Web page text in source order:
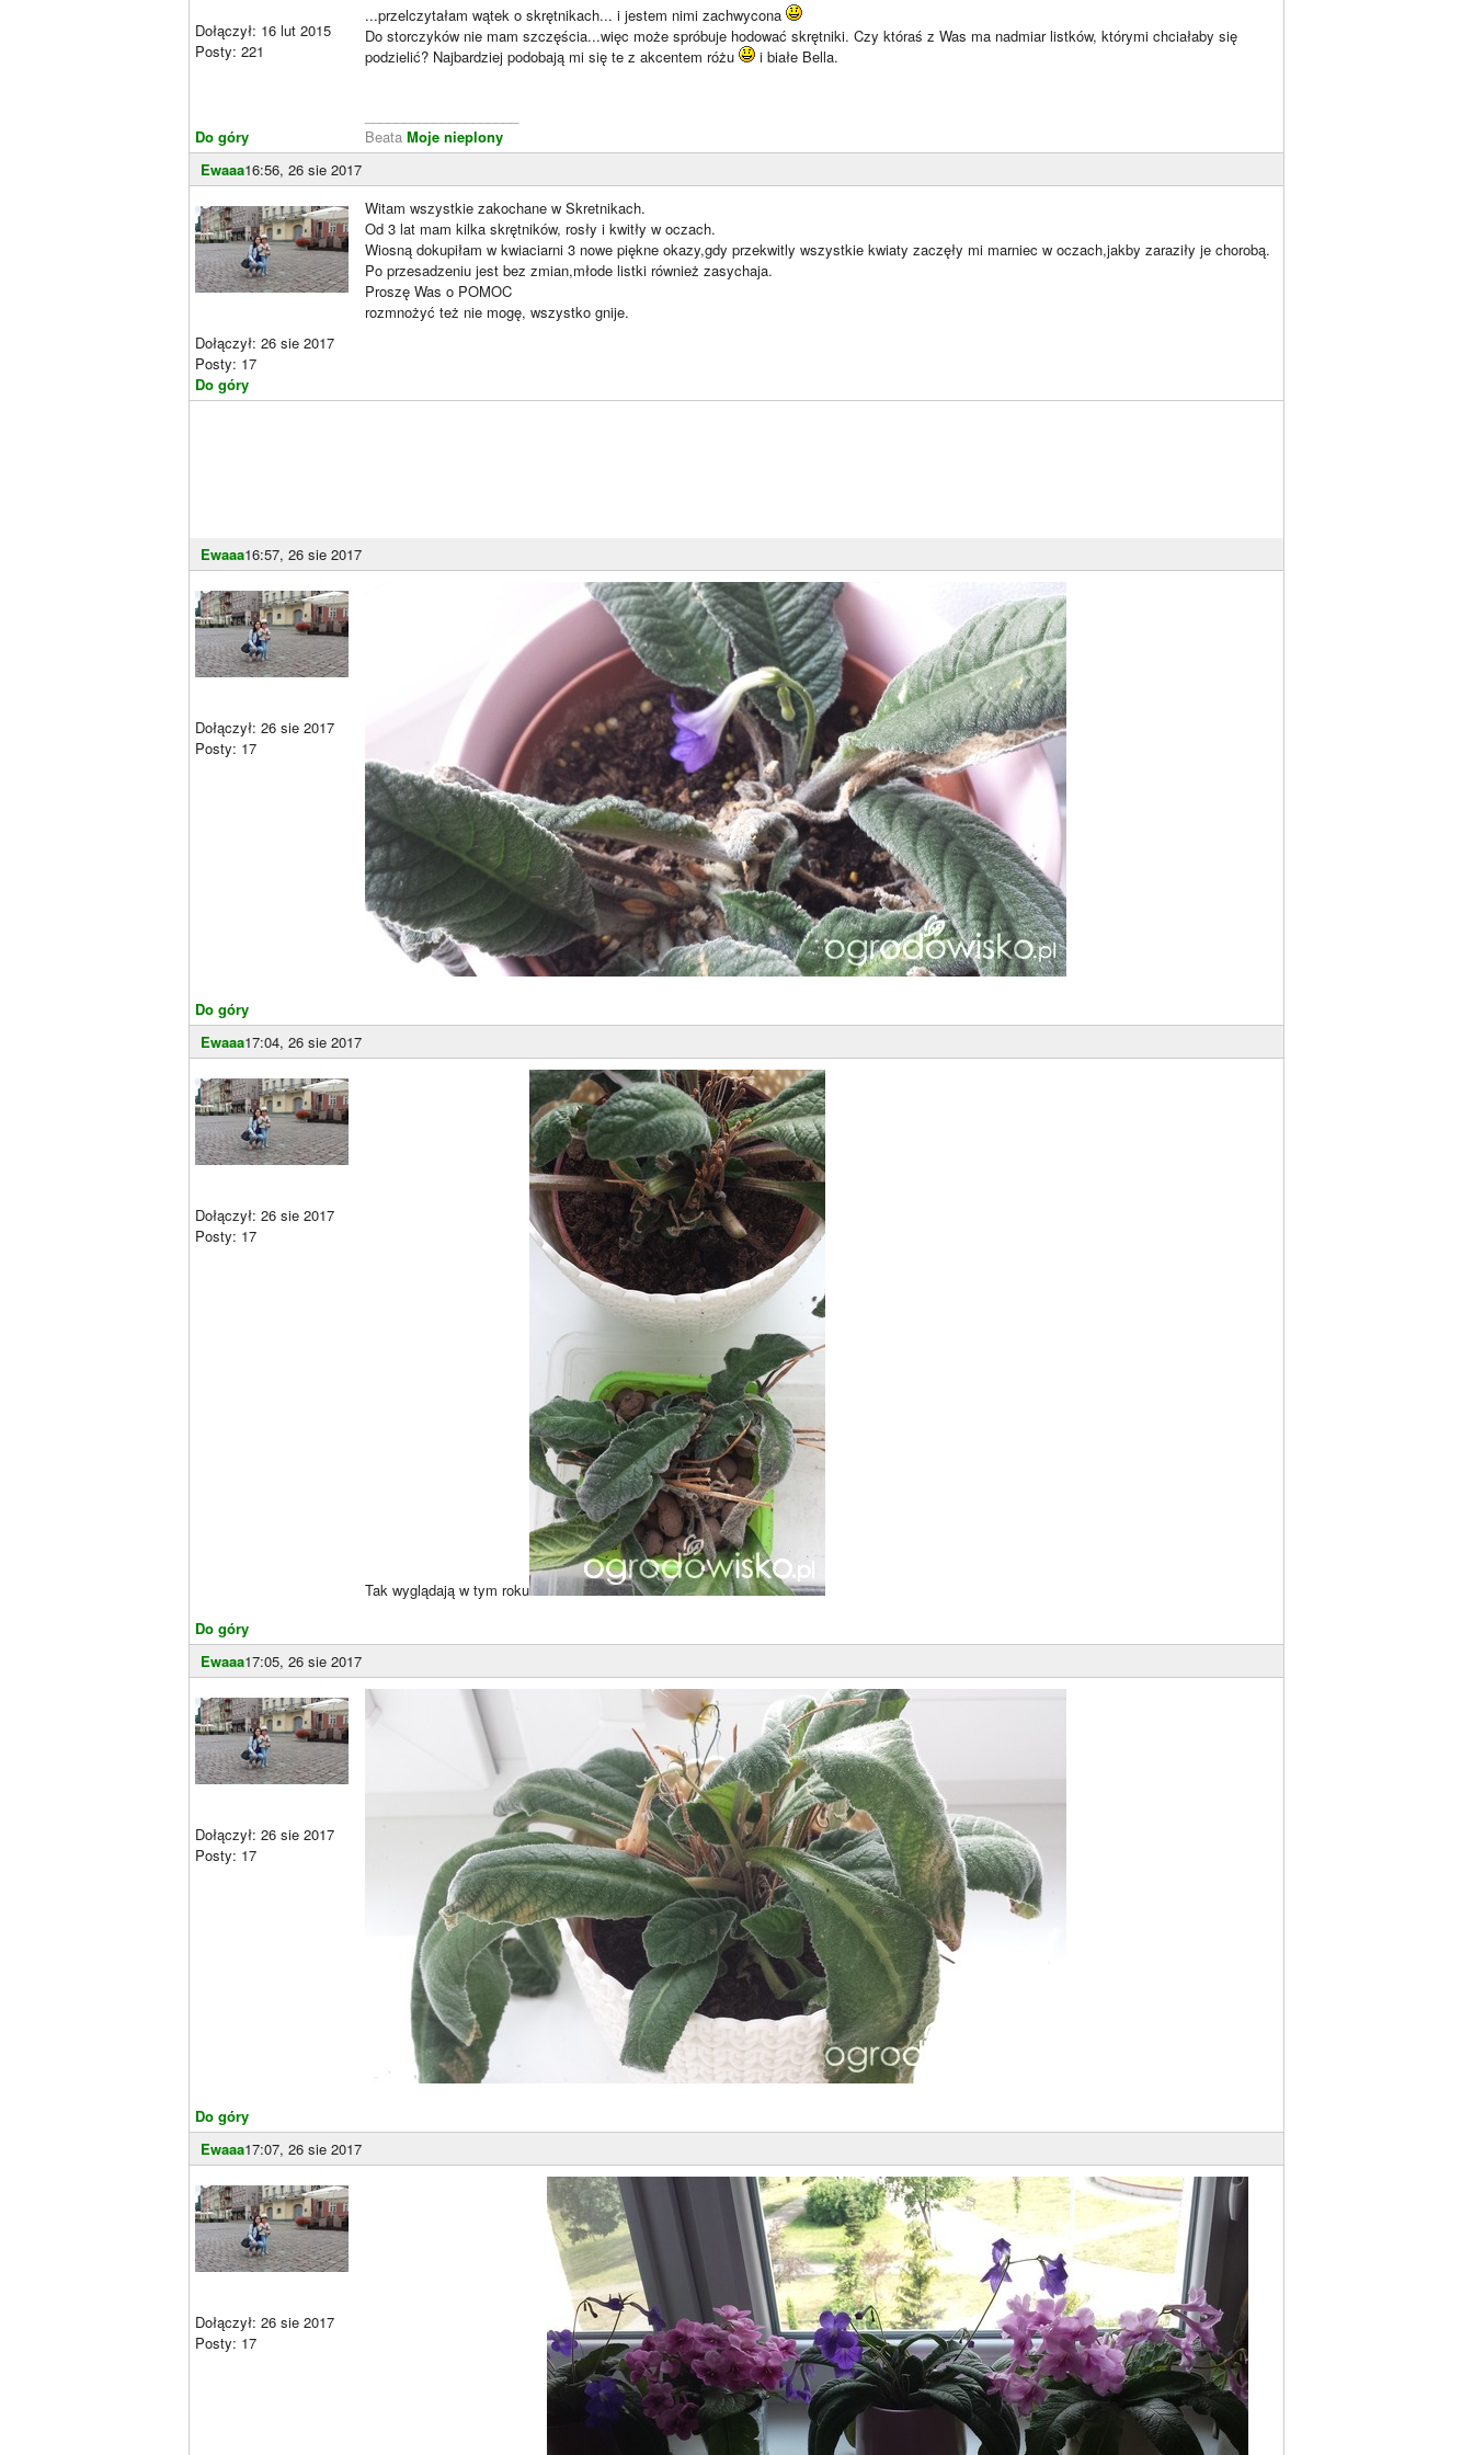
Dołączył: 16 lut 2015
Posty: 221
Do góry
...przelczytałam wątek o skrętnikach... i jestem nimi zachwycona
Do storczyków nie mam szczęścia...więc może spróbuje hodować skrętniki. Czy któraś z Was ma nadmiar listków, którymi chciałaby się
podzielić? Najbardziej podobają mi się te z akcentem różu
i białe Bella.
Beata Moje nieplony
Ewaaa16:56, 26 sie 2017
Dołączył: 26 sie 2017
Posty: 17
Do góry
Witam wszystkie zakochane w Skretnikach.
Od 3 lat mam kilka skrętników, rosły i kwitły w oczach.
Wiosną dokupiłam w kwiaciarni 3 nowe piękne okazy,gdy przekwitly wszystkie kwiaty zaczęły mi marniec w oczach,jakby zaraziły je chorobą.
Po przesadzeniu jest bez zmian,młode listki również zasychaja.
Proszę Was o POMOC
rozmnożyć też nie mogę, wszystko gnije.
Ewaaa16:57, 26 sie 2017
Dołączył: 26 sie 2017
Posty: 17
Do góry
Ewaaa17:04, 26 sie 2017
Dołączył: 26 sie 2017
Posty: 17
Do góry
Tak wyglądają w tym roku
Ewaaa17:05, 26 sie 2017
Dołączył: 26 sie 2017
Posty: 17
Do góry
Ewaaa17:07, 26 sie 2017
Dołączył: 26 sie 2017
Posty: 17